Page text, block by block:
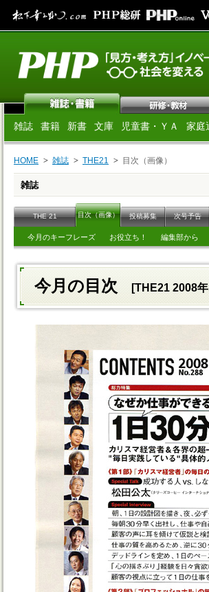
雑誌 書籍 新書 文庫 児童書・ＹＡ 家庭
HOME 雑誌 THE21 目次（画像）
雑誌
THE 21 目次（画像） 投稿募集 次号予告
今月のキーフレーズ お役立ち！ 編集部から
今月の目次 [THE21 2008